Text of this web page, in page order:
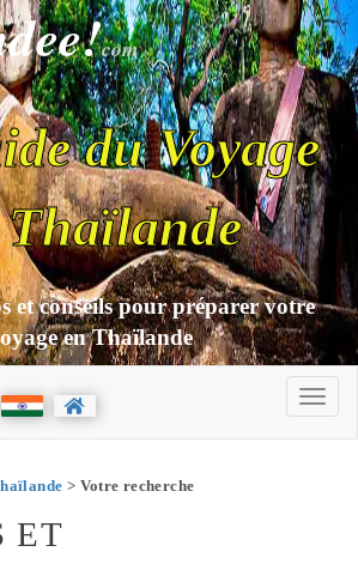
com
du Voyage
et conseils pour préparer votre
en Thaïlande
> Votre recherche
ET